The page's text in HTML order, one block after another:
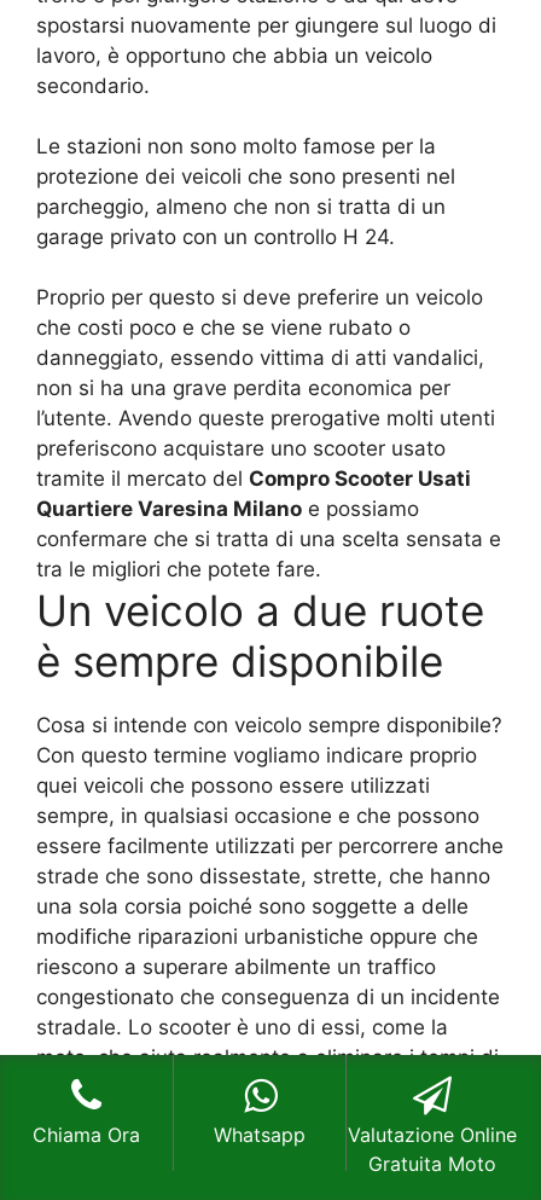
spostarsi nuovamente per giungere sul luogo di
lavoro, è opportuno che abbia un veicolo
secondario.
Le stazioni non sono molto famose per la
protezione dei veicoli che sono presenti nel
parcheggio, almeno che non si tratta di un
garage privato con un controllo H 24.
Proprio per questo si deve preferire un veicolo
che costi poco e che se viene rubato o
danneggiato, essendo vittima di atti vandalici,
non si ha una grave perdita economica per
l’utente. Avendo queste prerogative molti utenti
preferiscono acquistare uno scooter usato
tramite il mercato del Compro Scooter Usati
Quartiere Varesina Milano e possiamo
confermare che si tratta di una scelta sensata e
tra le migliori che potete fare.
Un veicolo a due ruote
è sempre disponibile
Cosa si intende con veicolo sempre disponibile?
Con questo termine vogliamo indicare proprio
quei veicoli che possono essere utilizzati
sempre, in qualsiasi occasione e che possono
essere facilmente utilizzati per percorrere anche
strade che sono dissestate, strette, che hanno
una sola corsia poiché sono soggette a delle
modifiche riparazioni urbanistiche oppure che
riescono a superare abilmente un traffico
congestionato che conseguenza di un incidente
stradale. Lo scooter è uno di essi, come la
moto, che aiuta realmente a eliminare i tempi di
percorrenza da una meta all’altra.
Facile da parcheggiare e facile da proteggere,
uno scooter offre sempre diversi benefici che
Chiama Ora Whatsapp
Valutazione Online
Gratuita Moto